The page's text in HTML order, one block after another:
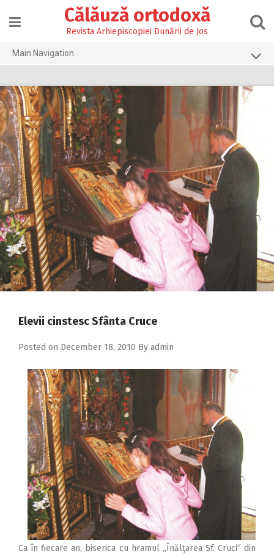
content
Călăuză ortodoxă
Revista Arhiepiscopiei Dunării de Jos
Main Navigation
2026
2025
2024
2023
2022
2021
2020
2019
2018
2016
2015
2014
2013
2012
2011
2010
2009
Elevii cinstesc Sfânta Cruce
Posted on December 18, 2010 By admin
Ca în fiecare an, biserica cu hramul „Înălţarea Sf. Cruci” din